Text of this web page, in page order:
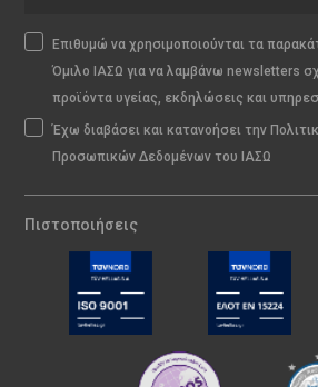
Επιθυμώ να χρησιμοποιούνται τα
Όμιλο ΙΑΣΩ για να λαμβάνω newsletters
προϊόντα υγείας, εκδηλώσεις και
Έχω διαβάσει και κατανοήσει την
Προσωπικών Δεδομένων του ΙΑΣΩ
Πιστοποιήσεις